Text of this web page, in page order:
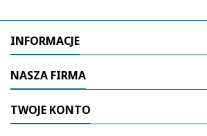
INFORMACJE
NASZA FIRMA
TWOJE KONTO